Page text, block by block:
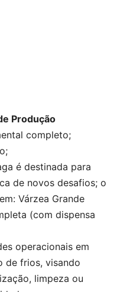
Produção
completo;
é destinada para
de novos desafios; o
Várzea Grande
(com dispensa
operacionais em
de frios, visando
limpeza ou